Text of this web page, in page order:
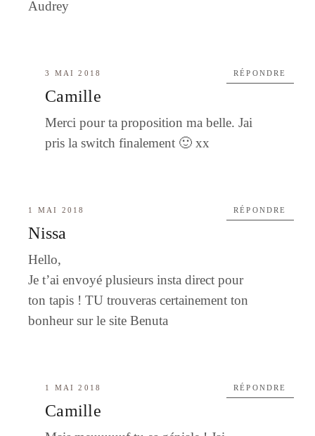
Audrey
3 MAI 2018
Camille
Merci pour ta proposition ma belle. Jai
pris la switch finalement 🙂 xx
RÉPONDRE
1 MAI 2018
Nissa
Hello,
Je t’ai envoyé plusieurs insta direct pour
ton tapis ! TU trouveras certainement ton
bonheur sur le site Benuta
RÉPONDRE
1 MAI 2018
Camille
RÉPONDRE